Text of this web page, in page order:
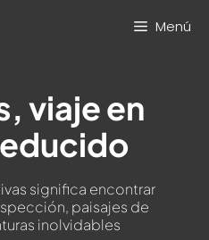
Menú
viaje en
significa encontrar
paisajes de
inolvidables